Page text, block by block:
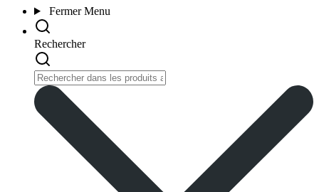
Fermer Menu
Rechercher